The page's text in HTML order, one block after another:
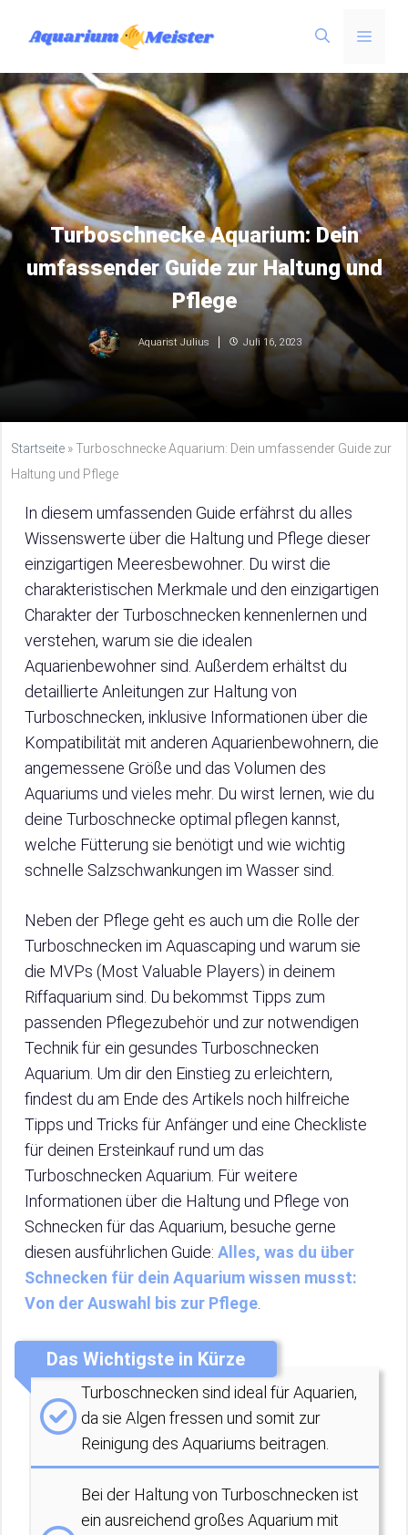
Inhalt
Menü
Turboschnecke Aquarium: Dein
umfassender Guide zur Haltung und
Pflege
Aquarist Julius Juli 16, 2023
Startseite »Turboschnecke Aquarium: Dein umfassender Guide zur
Haltung und Pflege
In diesem umfassenden Guide erfährst du alles
Wissenswerte über die Haltung und Pflege dieser
einzigartigen Meeresbewohner. Du wirst die
charakteristischen Merkmale und den einzigartigen
Charakter der Turboschnecken kennenlernen und
verstehen, warum sie die idealen
Aquarienbewohner sind. Außerdem erhältst du
detaillierte Anleitungen zur Haltung von
Turboschnecken, inklusive Informationen über die
Kompatibilität mit anderen Aquarienbewohnern, die
angemessene Größe und das Volumen des
Aquariums und vieles mehr. Du wirst lernen, wie du
deine Turboschnecke optimal pflegen kannst,
welche Fütterung sie benötigt und wie wichtig
schnelle Salzschwankungen im Wasser sind.
Neben der Pflege geht es auch um die Rolle der
Turboschnecken im Aquascaping und warum sie
die MVPs (Most Valuable Players) in deinem
Riffaquarium sind. Du bekommst Tipps zum
passenden Pflegezubehör und zur notwendigen
Technik für ein gesundes Turboschnecken
Aquarium. Um dir den Einstieg zu erleichtern,
findest du am Ende des Artikels noch hilfreiche
Tipps und Tricks für Anfänger und eine Checkliste
für deinen Ersteinkauf rund um das
Turboschnecken Aquarium. Für weitere
Informationen über die Haltung und Pflege von
Schnecken für das Aquarium, besuche gerne
diesen ausführlichen Guide: Alles, was du über
Schnecken für dein Aquarium wissen musst:
Von der Auswahl bis zur Pflege
Das Wichtigste in Kürze
Turboschnecken sind ideal für Aquarien,
da sie Algen fressen und somit zur
Reinigung des Aquariums beitragen.
Bei der Haltung von Turboschnecken ist
ein ausreichend großes Aquarium mit